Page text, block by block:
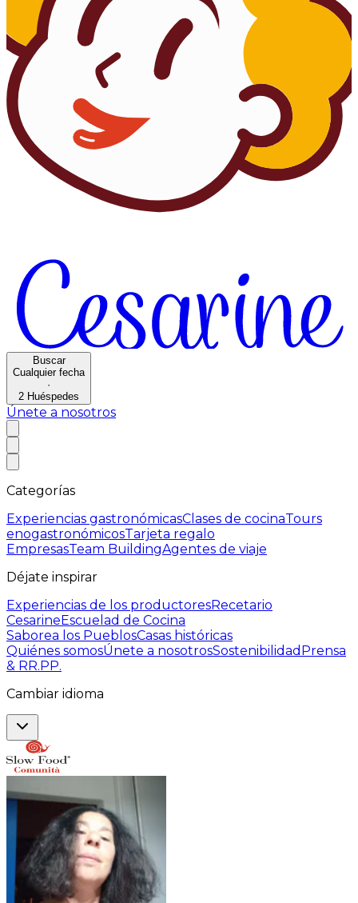
Buscar
Cualquier fecha
·
2 Huéspedes
Únete a nosotros
Categorías
Experiencias gastronómicasClases de cocinaTours
enogastronómicosTarjeta regalo
EmpresasTeam BuildingAgentes de viaje
Déjate inspirar
Experiencias de los productoresRecetario
CesarineEscuelad de Cocina
Saborea los PueblosCasas históricas
Quiénes somosÚnete a nosotrosSostenibilidad Prensa
& RR.PP.
Cambiar idioma